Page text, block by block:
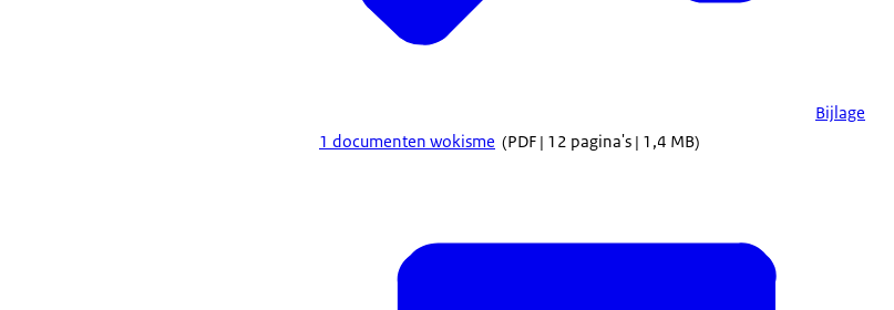
Bijlage
1 documenten wokisme (PDF | 12 pagina's | 1,4 MB)